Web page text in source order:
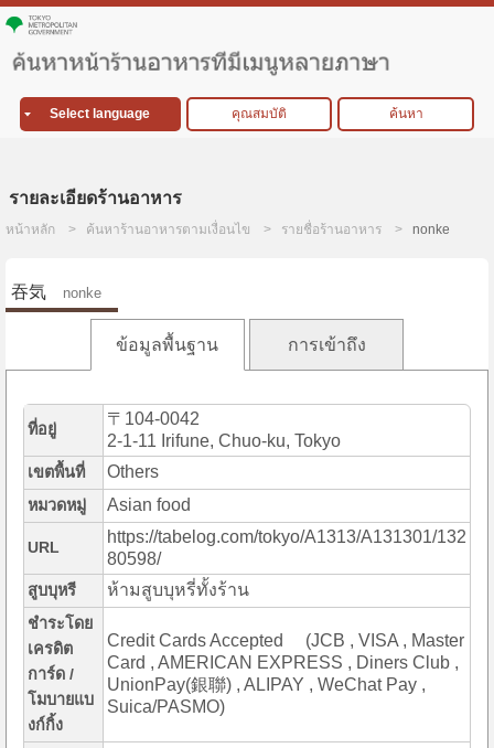
Select language คุณสมบัติ ค้นหา
รายละเอียดร้านอาหาร
หน้าหลัก ค้นหาร้านอาหารตามเงื่อนไข รายชื่อร้านอาหาร nonke
吞気 nonke
ข้อมูลพื้นฐาน การเข้าถึง
ที่อยู่
〒104-0042
2-1-11 Irifune, Chuo-ku, Tokyo
เขตพื้นที่ Others
หมวดหมู่ Asian food
URL
https://tabelog.com/tokyo/A1313/A131301/132
80598/
สูบบุหรี ห้ามสูบบุหรี่ทั้งร้าน
ชำระโดย
เครดิต
การ์ด /
โมบายแบ
งก์กิ้ง
Credit Cards Accepted (JCB , VISA , Master
Card , AMERICAN EXPRESS , Diners Club ,
UnionPay(銀聯) , ALIPAY , WeChat Pay ,
Suica/PASMO)